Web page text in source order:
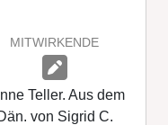
MITWIRKENDE
Teller. Aus dem
von Sigrid C.